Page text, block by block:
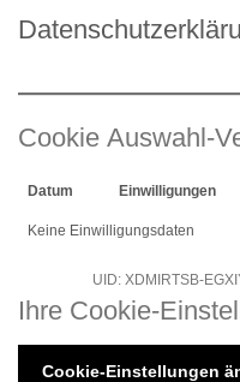
Cookie Auswahl-
Datum Einwilligungen
Keine Einwilligungsdaten
UID: XDMIRTSB-
Ihre Cookie-
Cookie-Einstellungen